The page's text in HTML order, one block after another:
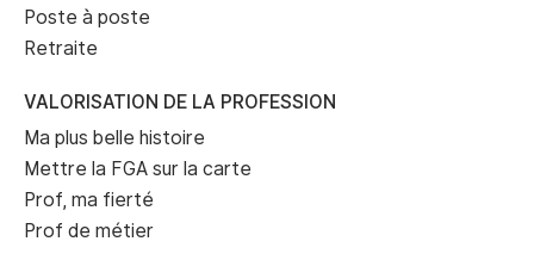
Poste à poste
Retraite
VALORISATION DE LA PROFESSION
Ma plus belle histoire
Mettre la FGA sur la carte
Prof, ma fierté
Prof de métier